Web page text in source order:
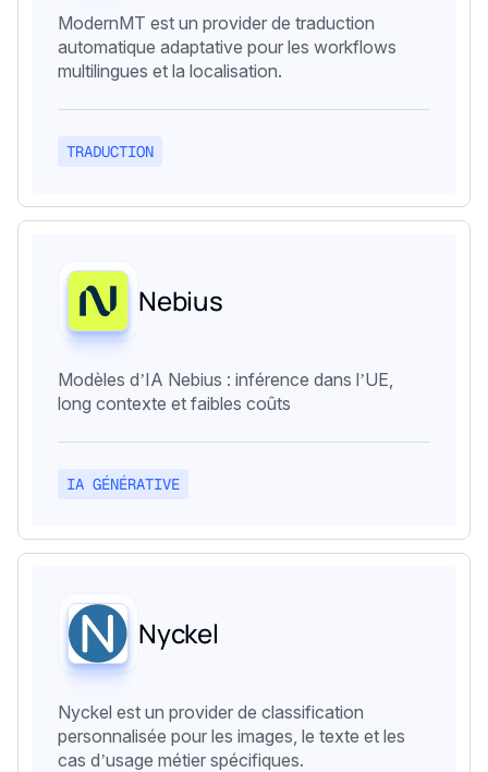
ModernMT est un provider de traduction
automatique adaptative pour les workflows
multilingues et la localisation.
TRADUCTION
Nebius
Modèles d’IA Nebius : inférence dans l’UE,
long contexte et faibles coûts
IA GÉNÉRATIVE
Nyckel
Nyckel est un provider de classification
personnalisée pour les images, le texte et les
cas d’usage métier spécifiques.